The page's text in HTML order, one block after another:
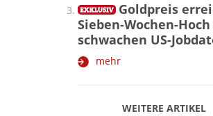
WEITERE ARTIKEL
zurückweiter
Goldpreis
Sieben-Wochen-
schwachen US-
mehr